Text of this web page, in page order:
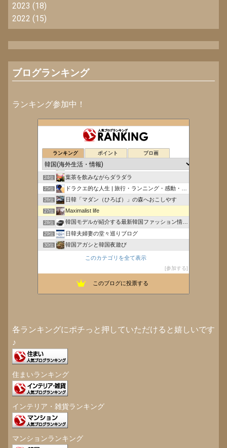
2023 (18)
2022 (15)
ブログランキング
ランキング参加中！
ランキング ポイント ブロ画
喫茶ロックで流星群を。
毎日楽しく暮らしてます in 韓国。
イチローのソウル街角てんてん探偵団
23位 my sweet seoul
24位 葉茶を飲みながらダラダラ
25位 ドラクエ的な人生 | 旅行・ランニング・感動・ライフ
26位 日韓「マダン（ひろば）」の森へおこしやす
27位 Maximalist life
28位 韓国モデルが紹介する最新韓国ファッション情報配信
29位 日韓夫婦妻の堂々巡りブログ
30位 韓国アガシと韓国夜遊び
韓国B級グルメ
大阪、NY、東京、ハワイ、韓国 次はどこ
このカテゴリを全て表示
参加する
このブログに投票する
各ランキングにポチっと押していただけると嬉しいです
♪
住まいランキング
インテリア・雑貨ランキング
マンションランキング